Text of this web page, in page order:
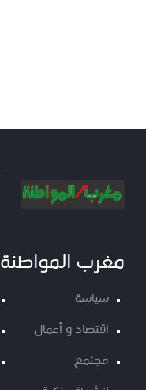
مغرب المواطنة
سياسة
اقتصاد و أعمال
مجتمع